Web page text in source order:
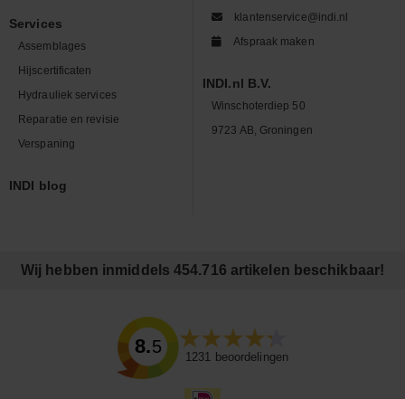
Services
Assemblages
Hijscertificaten
Hydrauliek services
Reparatie en revisie
Verspaning
INDI blog
klantenservice@indi.nl
Afspraak maken
INDI.nl B.V.
Winschoterdiep 50
9723 AB, Groningen
Wij hebben inmiddels 454.716 artikelen beschikbaar!
8.5
1231 beoordelingen